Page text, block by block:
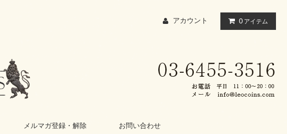
アカウント 0 アイテム
メルマガ登録・解除 お問い合わせ